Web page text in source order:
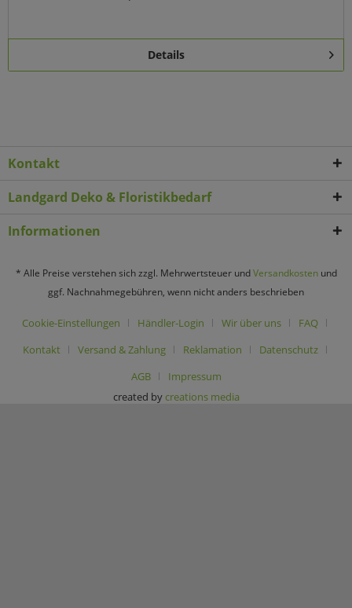
Details
Kontakt
Landgard Deko & Floristikbedarf
Informationen
* Alle Preise verstehen sich zzgl. Mehrwertsteuer undVersandkostenund
ggf. Nachnahmegebühren, wenn nicht anders beschrieben
Cookie-Einstellungen Händler-Login Wir über uns
FAQ
Kontakt
Versand & Zahlung Reklamation
Datenschutz
AGB
Impressum
created by creations media